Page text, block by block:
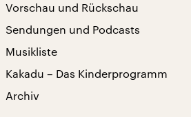
Vorschau und Rückschau
Sendungen und Podcasts
Musikliste
Kakadu – Das Kinderprogramm
Archiv